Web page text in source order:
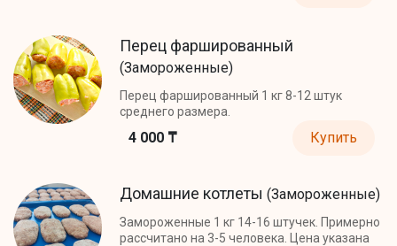
Перец фаршированный
(Замороженные)
Перец фаршированный 1 кг 8-12 штук
среднего размера.
4 000 ₸ Купить
Домашние котлеты (Замороженные)
Замороженные 1 кг 14-16 штучек. Примерно
рассчитано на 3-5 человека. Цена указана